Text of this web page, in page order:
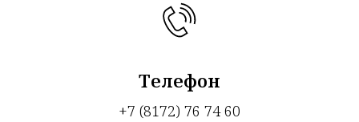
Телефон
+7 (8172) 76 74 60